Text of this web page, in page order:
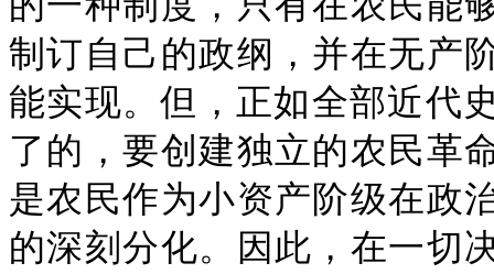
制订自己的政纲，并在无产
能实现。但，正如全部近代
了的，要创建独立的农民革
是农民作为小资产阶级在政
的深刻分化。因此，在一切